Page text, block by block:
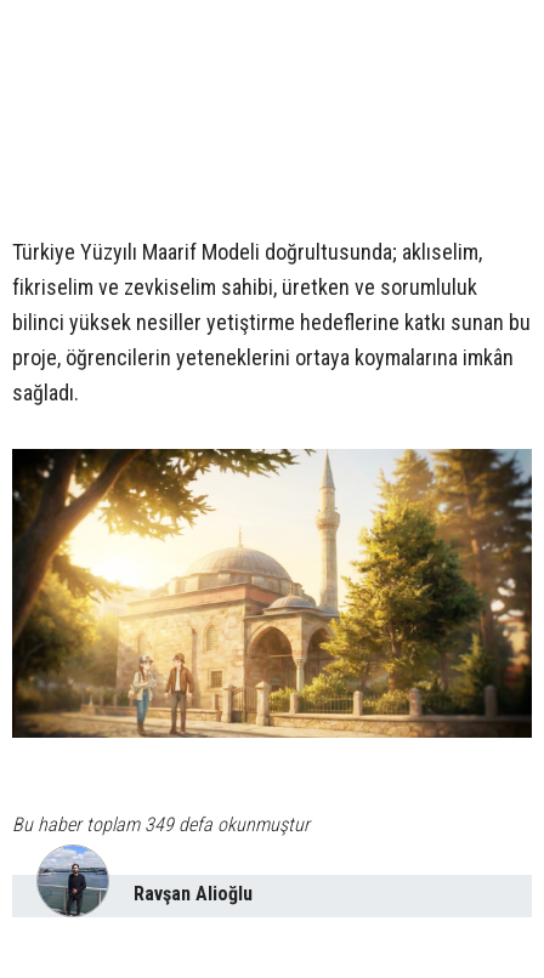
Türkiye Yüzyılı Maarif Modeli doğrultusunda; aklıselim,
fikriselim ve zevkiselim sahibi, üretken ve sorumluluk
bilinci yüksek nesiller yetiştirme hedeflerine katkı sunan bu
proje, öğrencilerin yeteneklerini ortaya koymalarına imkân
sağladı.
Bu haber toplam 349 defa okunmuştur
Ravşan Alioğlu